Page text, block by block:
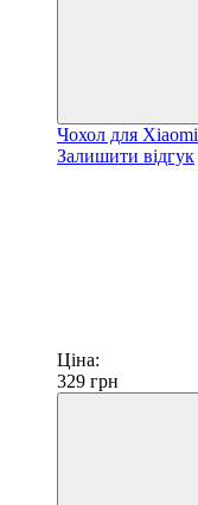
Чохол для
Залишити відгук
Ціна:
329 грн